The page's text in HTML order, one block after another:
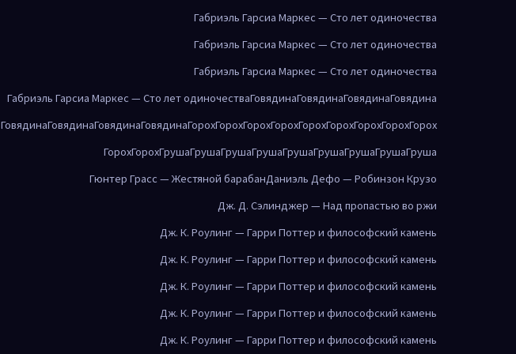
Габриэль Гарсиа Маркес — Сто лет одиночества
Габриэль Гарсиа Маркес — Сто лет одиночества
Габриэль Гарсиа Маркес — Сто лет одиночества
Габриэль Гарсиа Маркес — Сто лет одиночестваГовядинаГовядинаГовядинаГовядина
ГовядинаГовядинаГовядинаГовядинаГорохГорохГорохГорохГорохГорохГорохГорохГорох
ГорохГорохГрушаГрушаГрушаГрушаГрушаГрушаГрушаГрушаГруша
Гюнтер Грасс — Жестяной барабанДаниэль Дефо — Робинзон Крузо
Дж. Д. Сэлинджер — Над пропастью во ржи
Дж. К. Роулинг — Гарри Поттер и философский камень
Дж. К. Роулинг — Гарри Поттер и философский камень
Дж. К. Роулинг — Гарри Поттер и философский камень
Дж. К. Роулинг — Гарри Поттер и философский камень
Дж. К. Роулинг — Гарри Поттер и философский камень